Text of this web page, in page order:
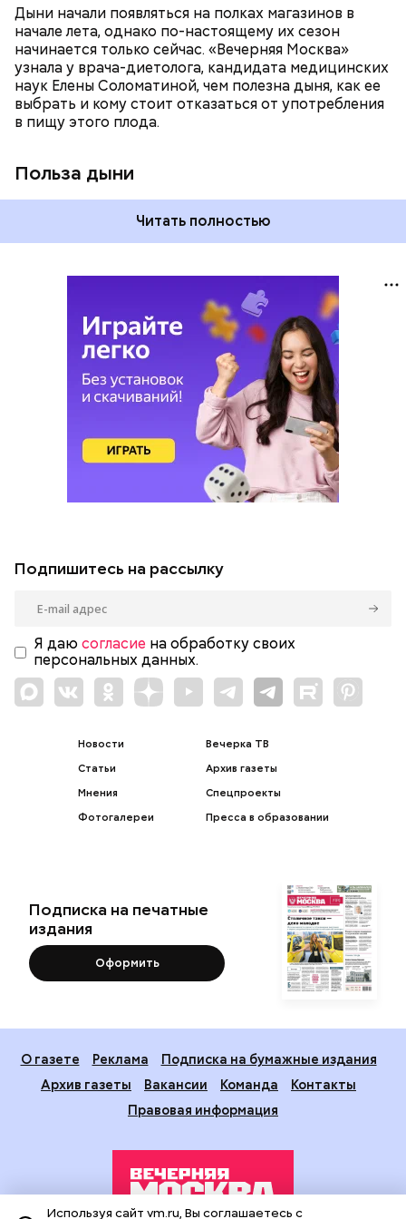
Дыни начали появляться на полках магазинов в
начале лета, однако по-настоящему их сезон
начинается только сейчас. «Вечерняя Москва»
узнала у врача-диетолога, кандидата медицинских
наук Елены Соломатиной, чем полезна дыня, как ее
выбрать и кому стоит отказаться от употребления
в пищу этого плода.
Польза дыни
систему и предотвращает скачки давления;
магний — помогает калию и не дает сосудам
спазмироваться.
Читать полностью
Подпишитесь на рассылку
Я даю согласие на обработку своих
персональных данных.
Новости
Статьи
Мнения
Фотогалереи
Вечерка ТВ
Архив газеты
Спецпроекты
Пресса в образовании
Подписка на печатные
издания
Оформить
О газете Реклама
Подписка на бумажные издания
Архив газеты
Вакансии Команда
Контакты
Правовая информация
Используя сайт vm.ru, Вы соглашаетесь с